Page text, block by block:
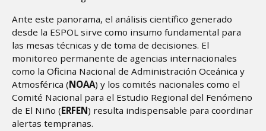
Ante este panorama, el análisis científico generado
desde la ESPOL sirve como insumo fundamental para
las mesas técnicas y de toma de decisiones. El
monitoreo permanente de agencias internacionales
como la Oficina Nacional de Administración Oceánica y
Atmosférica (NOAA) y los comités nacionales como el
Comité Nacional para el Estudio Regional del Fenómeno
de El Niño (ERFEN) resulta indispensable para coordinar
alertas tempranas.